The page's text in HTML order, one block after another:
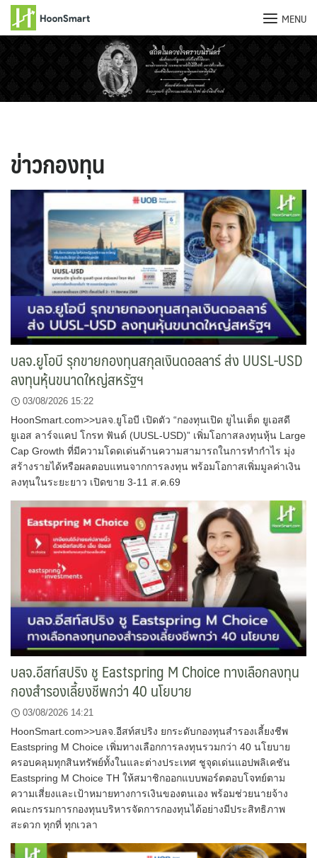
MENU
ข่าวกองทุน
บลจ.ยูโอบี รุกขายกองทุนสกุลเงินดอลลาร์ ส่ง UUSL-USD
ลงทุนหุ้นขนาดใหญ่สหรัฐฯ
03/08/2026 15:22
HoonSmart.com>>บลจ.ยูโอบี เปิดตัว “กองทุนเปิด ยูไนเต็ด ยูเอสดี
ยูเอส ลาร์จแคป โกรท ฟันด์ (UUSL-USD)” เพิ่มโอกาสลงทุนหุ้น Large
Cap Growth ที่มีความโดดเด่นด้านความสามารถในการทำกำไร มุ่ง
สร้างรายได้หรือผลตอบแทนจากการลงทุน พร้อมโอกาสเพิ่มมูลค่าเงิน
ลงทุนในระยะยาว เปิดขาย 3-11 ส.ค.69
บลจ.อีสท์สปริง ชู Eastspring M Choice ทางเลือกลงทุน
กองสำรองเลี้ยงชีพกว่า 40 นโยบาย
03/08/2026 14:21
HoonSmart.com>>บลจ.อีสท์สปริง ยกระดับกองทุนสำรองเลี้ยงชีพ
Eastspring M Choice เพิ่มทางเลือกการลงทุนรวมกว่า 40 นโยบาย
ครอบคลุมทุกสินทรัพย์ทั้งในและต่างประเทศ ชูจุดเด่นแอปพลิเคชัน
Eastspring M Choice TH ให้สมาชิกออกแบบพอร์ตตอบโจทย์ตาม
ความเสี่ยงและเป้าหมายทางการเงินของตนเอง พร้อมช่วยนายจ้าง
คณะกรรมการกองทุนบริหารจัดการกองทุนได้อย่างมีประสิทธิภาพ
สะดวก ทุกที่ ทุกเวลา